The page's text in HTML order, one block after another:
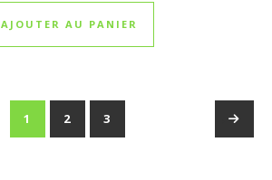
AJOUTER AU PANIER
1 2 3